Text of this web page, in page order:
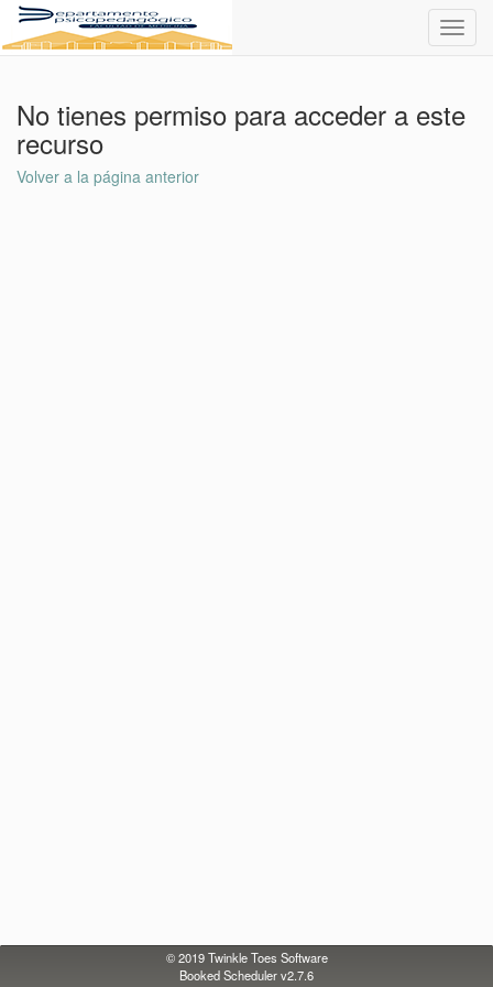
No tienes permiso para acceder a este
recurso
Volver a la página anterior
© 2019Twinkle Toes Software
Booked Scheduler v2.7.6